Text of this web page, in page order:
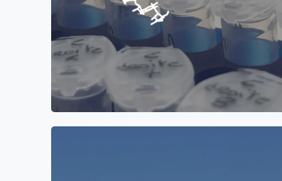
Création de site internet en anglais pour la
société Messenger Biopharma qui se spécialise
dans les différents types ARN